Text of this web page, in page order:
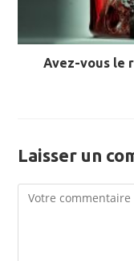
Avez-vous le
Laisser un
Comment